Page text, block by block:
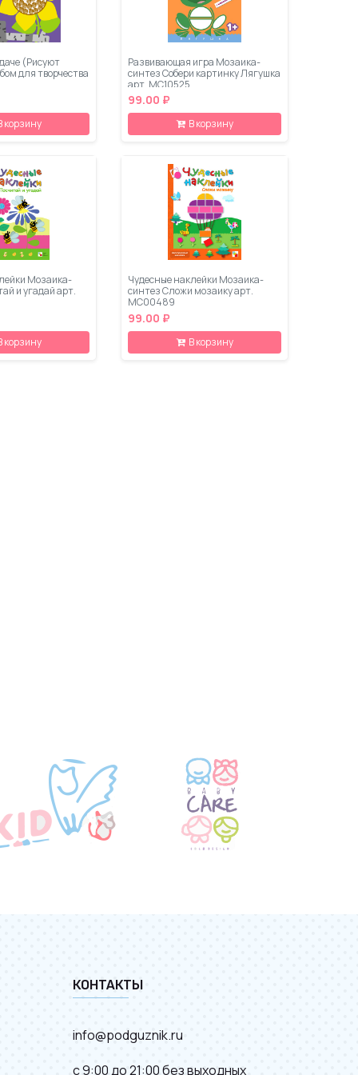
(Рисуют
для творчества
корзину
Развивающая игра Мозаика-
синтез Собери картинку Лягушка
арт. МС10525
99.00 ₽
В корзину
Мозаика-
и угадай арт.
корзину
Чудесные наклейки Мозаика-
синтез Сложи мозаику арт.
МС00489
99.00 ₽
В корзину
КОНТАКТЫ
info@podguznik.ru
с 9:00 до 21:00 без выходных